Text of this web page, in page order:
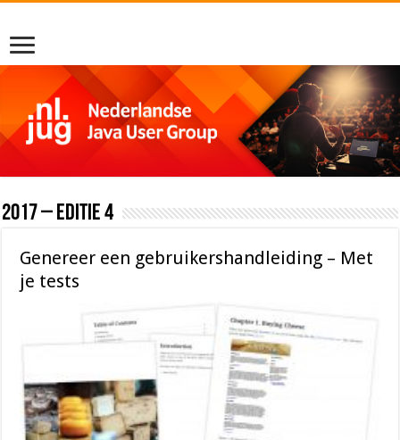
2017 – editie 4
Genereer een gebruikershandleiding – Met
je tests